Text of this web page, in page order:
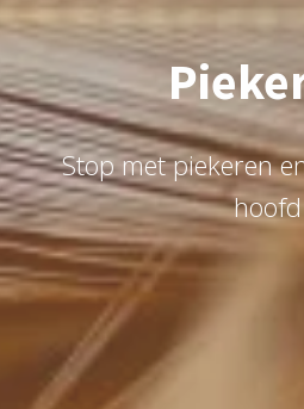
Stop met piekeren
hoofd